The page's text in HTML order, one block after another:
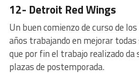
12- Detroit Red Wings
Un buen comienzo de curso de
años trabajando en mejorar
que por fin el trabajo realizado da
plazas de postemporada.